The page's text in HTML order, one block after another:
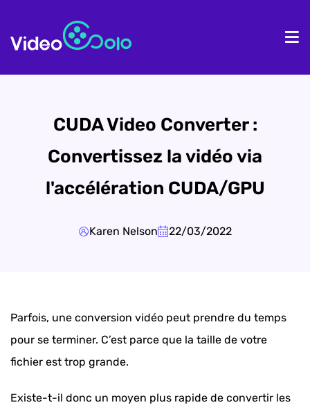
CUDA Video Converter :
Convertissez la vidéo via
l'accélération CUDA/GPU
Karen Nelson 22/03/2022
Parfois, une conversion vidéo peut prendre du temps
pour se terminer. C’est parce que la taille de votre
fichier est trop grande.
Existe-t-il donc un moyen plus rapide de convertir les